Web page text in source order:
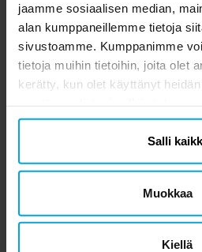
jaamme sosiaalisen median,
alan kumppaneillemme tietoja
sivustoamme. Kumppanimme
tietoja muihin tietoihin, joita olet
kerätty, kun olet käyttänyt
Salli
Muokkaa
Kiellä
5.0
1 arvostelu
5 ☆
4☆
3 ☆
2
1 ☆
HI